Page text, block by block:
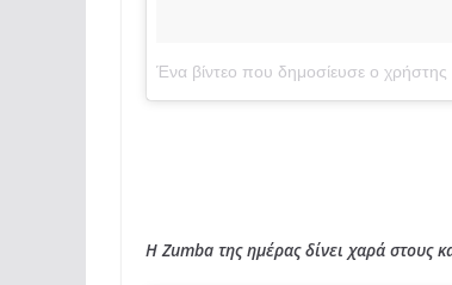
Ένα βίντεο που δημοσίευσε ο
Η Zumba της ημέρας δίνει χαρά στους